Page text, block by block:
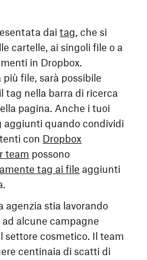
daitag, che si
cartelle, ai singoli file o a
in Dropbox.
file, sarà possibile
tag nella barra di ricerca
pagina. Anche i tuoi
aggiunti quando condividi
con Dropbox
team possono
tag ai file aggiunti
agenzia stia lavorando
alcune campagne
settore cosmetico. Il team
centinaia di scatti di